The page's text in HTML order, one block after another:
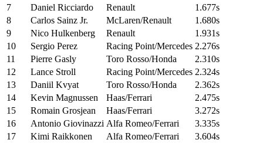
7
Daniel Ricciardo Renault
1.677s
8
Carlos Sainz Jr. McLaren/Renault
1.680s
9
Nico Hulkenberg Renault
1.931s
10
Sergio Perez Racing Point/Mercedes 2.276s
11
Pierre Gasly Toro Rosso/Honda
2.310s
12
Lance Stroll Racing Point/Mercedes 2.324s
13
Daniil Kvyat Toro Rosso/Honda
2.362s
14
Kevin Magnussen Haas/Ferrari
2.475s
15
Romain Grosjean Haas/Ferrari
3.272s
16
Antonio Giovinazzi Alfa Romeo/Ferrari
3.335s
17
Kimi Raikkonen Alfa Romeo/Ferrari 3.604s